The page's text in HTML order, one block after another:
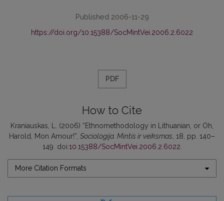
Published 2006-11-29
https://doi.org/10.15388/SocMintVei.2006.2.6022
PDF
How to Cite
Kraniauskas, L. (2006) “Ethnomethodology in Lithuanian, or Oh,
Harold, Mon Amour!”, Sociologija. Mintis ir veiksmas , 18, pp. 140–
149. doi:10.15388/SocMintVei.2006.2.6022
More Citation Formats